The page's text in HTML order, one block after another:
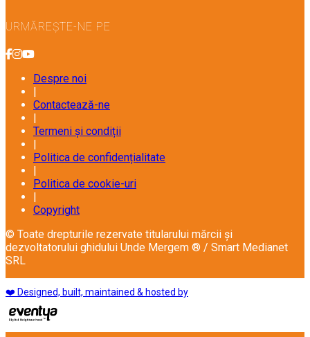
URMĂREȘTE-NE PE
Despre noi
|
Contactează-ne
|
Termeni și condiții
|
Politica de confidențialitate
|
Politica de cookie-uri
|
Copyright
© Toate drepturile rezervate titularului mărcii și
dezvoltatorului ghidului Unde Mergem ® / Smart Medianet
SRL
❤️ Designed, built, maintained & hosted by